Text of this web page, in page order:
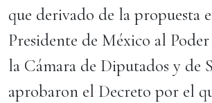
que derivado de la propuesta
Presidente de México al
la Cámara de Diputados y de
aprobaron el Decreto por el